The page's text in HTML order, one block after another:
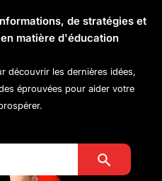
de stratégies et
matière d'éducation
découvrir les dernières idées,
éprouvées pour aider votre
Search Button